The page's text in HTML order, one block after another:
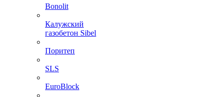
Bonolit
Калужский
газобетон Sibel
Поритеп
SLS
EuroBlock